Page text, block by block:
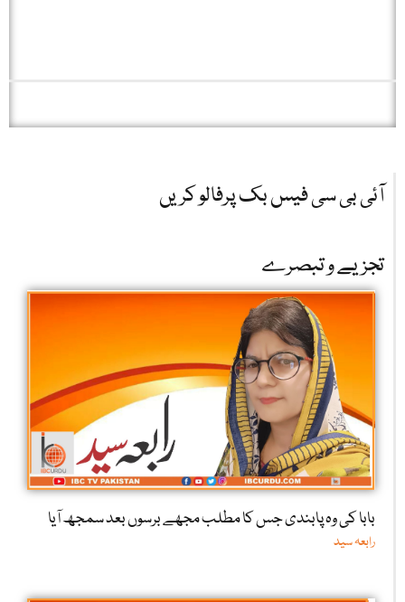
آئی بی سی فیس بک پرفالو کریں
تجزیے و تبصرے
بابا کی وہ پابندی جس کا مطلب مجھے برسوں بعد سمجھ آیا
رابعہ سید